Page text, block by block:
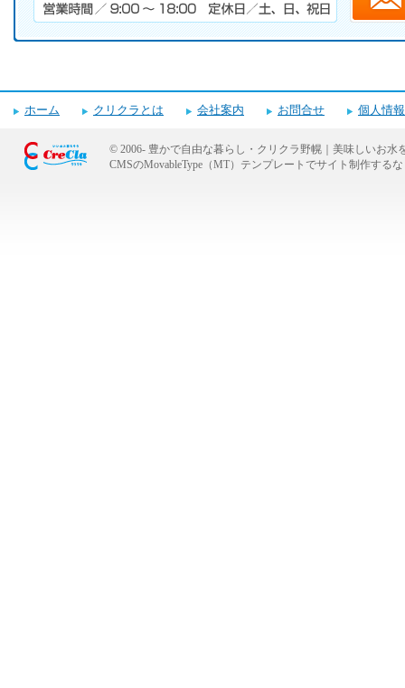
電話番号・営業時間・定休日
ホーム クリクラとは 会社案内 お問合せ 個人情
© 2006- 豊かで自由な暮らし・クリクラ野幌｜美味しいお水
CMSのMovableType（MT）テンプレートでサイト制作する